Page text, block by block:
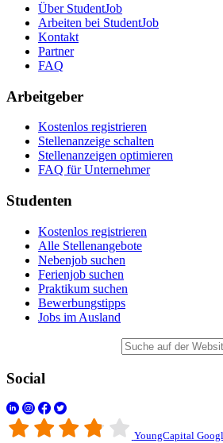
Über StudentJob
Arbeiten bei StudentJob
Kontakt
Partner
FAQ
Arbeitgeber
Kostenlos registrieren
Stellenanzeige schalten
Stellenanzeigen optimieren
FAQ für Unternehmer
Studenten
Kostenlos registrieren
Alle Stellenangebote
Nebenjob suchen
Ferienjob suchen
Praktikum suchen
Bewerbungstipps
Jobs im Ausland
Social
YoungCapital